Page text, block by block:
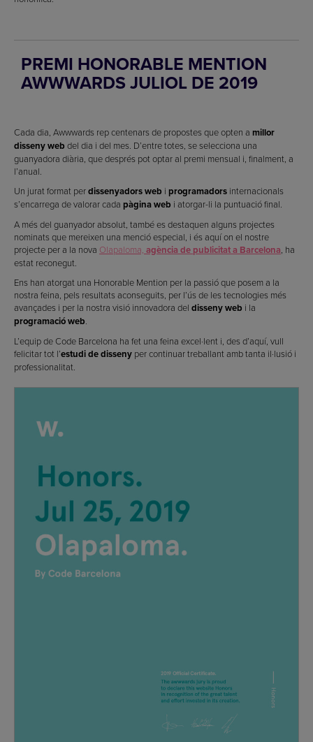
PREMI HONORABLE MENTION
AWWWARDS JULIOL DE 2019
Cada dia, Awwwards rep centenars de propostes que opten a millor
disseny web del dia i del mes. D’entre totes, se selecciona una
guanyadora diària, que després pot optar al premi mensual i, finalment, a
l’anual.
Un jurat format perdissenyadors web i programadors internacionals
s’encarrega de valorar cada pàgina web i atorgar-li la puntuació final.
A més del guanyador absolut, també es destaquen alguns projectes
nominats que mereixen una menció especial, i és aquí on el nostre
projecte per a la nova Olapaloma, agència de publicitat a Barcelona , ha
estat reconegut.
Ens han atorgat una Honorable Mention per la passió que posem a la
nostra feina, pels resultats aconseguits, per l’ús de les tecnologies més
avançades i per la nostra visió innovadora del disseny web i la
programació web
L’equip de Code Barcelona ha fet una feina excel·lent i, des d’aquí, vull
felicitar tot l’estudi de disseny per continuar treballant amb tanta il·lusió i
professionalitat.